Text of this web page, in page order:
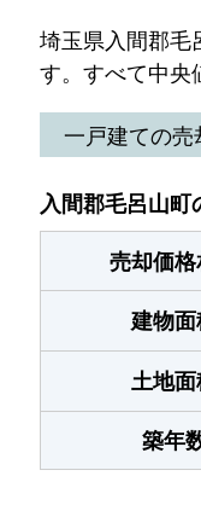
埼玉県入間郡毛
す。すべて中央
一戸建ての売
入間郡毛呂山
売却価
建物
土地
築年